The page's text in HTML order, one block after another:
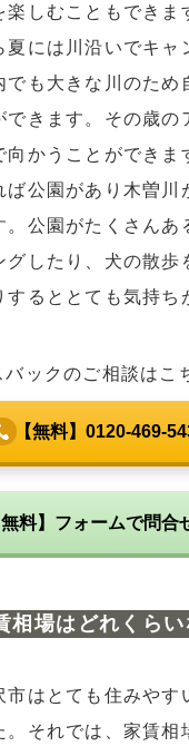
楽しむこともできま
夏には川沿いでキャ
でも大きな川のため
できます。その歳の
向かうことができま
ば公園があり木曽川
公園がたくさんあ
したり、犬の散歩
るととても気持ち
バックのご相談はこ
【無料】0120-469-
無料】フォームで問合
相場はどれくらい
市はとても住みやす
。それでは、家賃相